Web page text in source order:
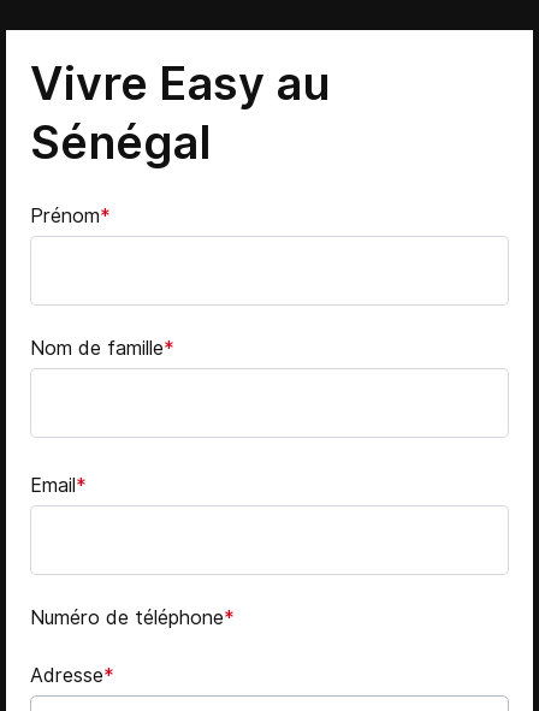
Vivre Easy au
Sénégal
Prénom*
Nom de famille*
Email*
Numéro de téléphone*
Adresse*